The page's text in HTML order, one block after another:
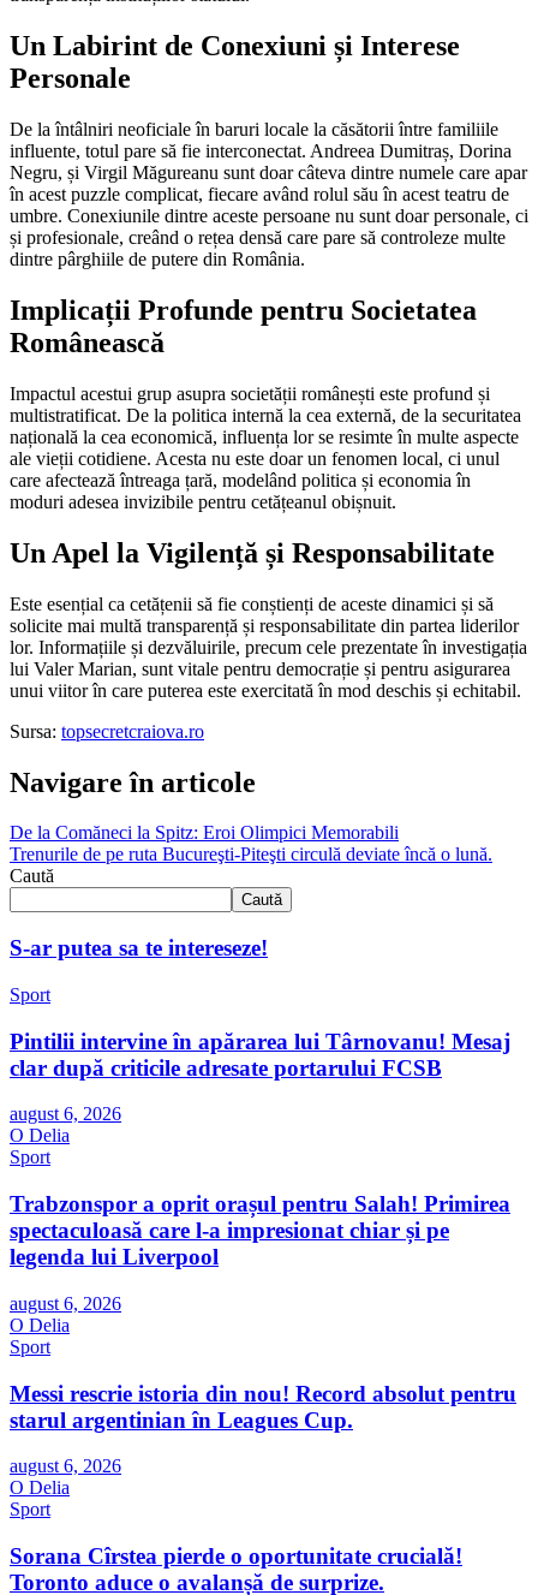
Un Labirint de Conexiuni și Interese
Personale
De la întâlniri neoficiale în baruri locale la căsătorii între familiile
influente, totul pare să fie interconectat. Andreea Dumitraș, Dorina
Negru, și Virgil Măgureanu sunt doar câteva dintre numele care apar
în acest puzzle complicat, fiecare având rolul său în acest teatru de
umbre. Conexiunile dintre aceste persoane nu sunt doar personale, ci
și profesionale, creând o rețea densă care pare să controleze multe
dintre pârghiile de putere din România.
Implicații Profunde pentru Societatea
Românească
Impactul acestui grup asupra societății românești este profund și
multistratificat. De la politica internă la cea externă, de la securitatea
națională la cea economică, influența lor se resimte în multe aspecte
ale vieții cotidiene. Acesta nu este doar un fenomen local, ci unul
care afectează întreaga țară, modelând politica și economia în
moduri adesea invizibile pentru cetățeanul obișnuit.
Un Apel la Vigilență și Responsabilitate
Este esențial ca cetățenii să fie conștienți de aceste dinamici și să
solicite mai multă transparență și responsabilitate din partea liderilor
lor. Informațiile și dezvăluirile, precum cele prezentate în investigația
lui Valer Marian, sunt vitale pentru democrație și pentru asigurarea
unui viitor în care puterea este exercitată în mod deschis și echitabil.
Sursa: topsecretcraiova.ro
Navigare în articole
De la Comăneci la Spitz: Eroi Olimpici Memorabili
Trenurile de pe ruta Bucureşti-Piteşti circulă deviate încă o lună.
Caută
Caută
S-ar putea sa te intereseze!
Sport
Pintilii intervine în apărarea lui Târnovanu! Mesaj
clar după criticile adresate portarului FCSB
august 6, 2026
O Delia
Sport
Trabzonspor a oprit orașul pentru Salah! Primirea
spectaculoasă care l-a impresionat chiar și pe
legenda lui Liverpool
august 6, 2026
O Delia
Sport
Messi rescrie istoria din nou! Record absolut pentru
starul argentinian în Leagues Cup.
august 6, 2026
O Delia
Sport
Sorana Cîrstea pierde o oportunitate crucială!
Toronto aduce o avalanșă de surprize.